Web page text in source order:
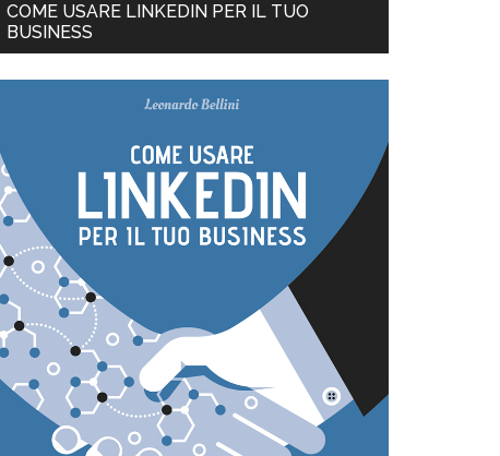
COME USARE LINKEDIN PER IL TUO
BUSINESS